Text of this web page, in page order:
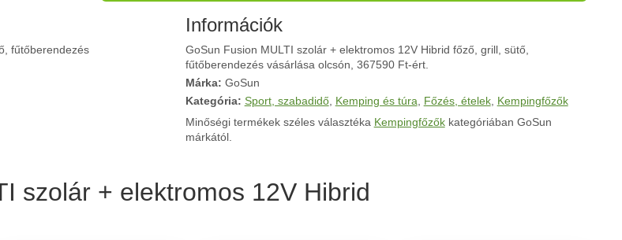
fűtőberendezés
Információk
GoSun Fusion MULTI szolár + elektromos 12V Hibrid főző, grill, sütő,
fűtőberendezés vásárlása olcsón, 367590 Ft-ért.
Márka: GoSun
Kategória: Sport, szabadidő, Kemping és túra Főzés, ételek, Kempingfőzők
Minőségi termékek széles választéka Kempingfőzőkkategóriában GoSun
márkától.
szolár + elektromos 12V Hibrid